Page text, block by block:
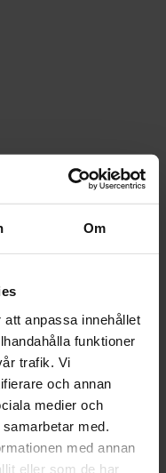
Om
anpassa innehållet
funktioner
trafik. Vi
och annan
medier och
med.
med annan
eller som de har
aterian
raakoja ja/tai
kalaa,
toiselle